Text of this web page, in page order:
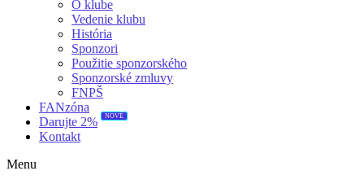
O klube
Vedenie klubu
História
Sponzori
Použitie sponzorského
Sponzorské zmluvy
FNPŠ
FANzóna
Darujte 2%
NOVÉ
Kontakt
Menu